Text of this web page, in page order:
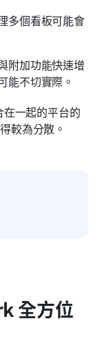
多個看板可能會
附加功能快速增
能不切實際。
一起的平台的
較為分散。
全方位